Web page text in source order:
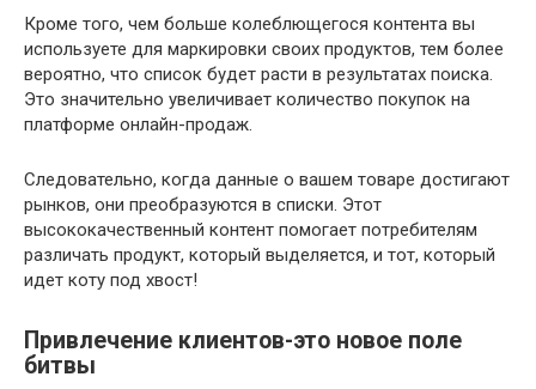
Кроме того, чем больше колеблющегося контента вы
используете для маркировки своих продуктов, тем более
вероятно, что список будет расти в результатах поиска.
Это значительно увеличивает количество покупок на
платформе онлайн-продаж.
Следовательно, когда данные о вашем товаре достигают
рынков, они преобразуются в списки. Этот
высококачественный контент помогает потребителям
различать продукт, который выделяется, и тот, который
идет коту под хвост!
Привлечение клиентов-это новое поле
битвы